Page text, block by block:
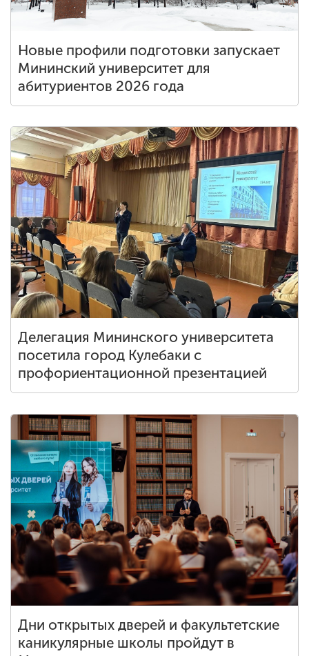
Новые профили подготовки запускает
Мининский университет для
абитуриентов 2026 года
Делегация Мининского университета
посетила город Кулебаки с
профориентационной презентацией
Дни открытых дверей и факультетские
каникулярные школы пройдут в